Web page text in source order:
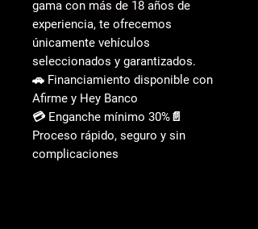
gama con más de 18 años de
experiencia, te ofrecemos
únicamente vehículos
seleccionados y garantizados.
🚗 Financiamiento disponible con
Afirme y Hey Banco
💳 Enganche mínimo 30%📄
Proceso rápido, seguro y sin
complicaciones